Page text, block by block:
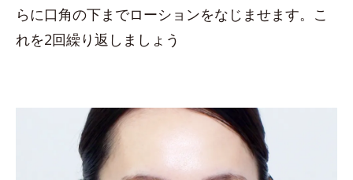
らに口角の下までローションをなじませます。こ
れを2回繰り返しましょう